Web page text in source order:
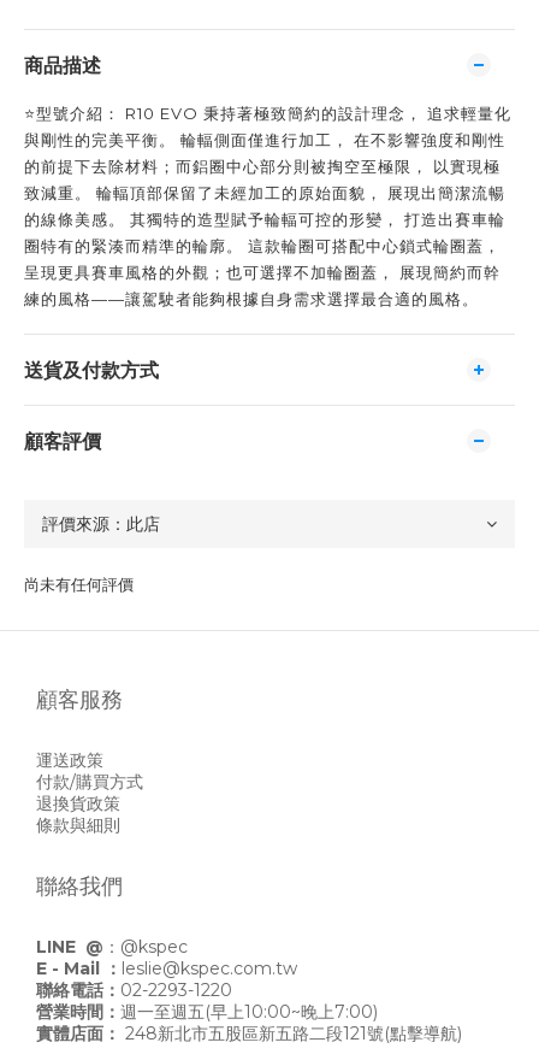
商品描述
⭐️型號介紹： R10 EVO 秉持著極致簡約的設計理念， 追求輕量化
與剛性的完美平衡。 輪輻側面僅進行加工， 在不影響強度和剛性
的前提下去除材料；而鋁圈中心部分則被掏空至極限， 以實現極
致減重。 輪輻頂部保留了未經加工的原始面貌， 展現出簡潔流暢
的線條美感。 其獨特的造型賦予輪輻可控的形變， 打造出賽車輪
圈特有的緊湊而精準的輪廓。 這款輪圈可搭配中心鎖式輪圈蓋，
呈現更具賽車風格的外觀；也可選擇不加輪圈蓋， 展現簡約而幹
練的風格——讓駕駛者能夠根據自身需求選擇最合適的風格。
送貨及付款方式
顧客評價
尚未有任何評價
顧客服務
運送政策
付款/購買方式
退換貨政策
條款與細則
聯絡我們
LINE @ ： @kspec
E - Mail ： leslie@kspec.com.tw
聯絡電話： 02-2293-1220
營業時間： 週一至週五(早上10:00~晚上7:00)
實體店面： 248新北市五股區新五路二段121號(點擊導航)